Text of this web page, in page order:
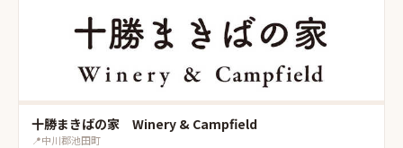
十勝まきばの家 Winery & Campfield
📍中川郡池田町